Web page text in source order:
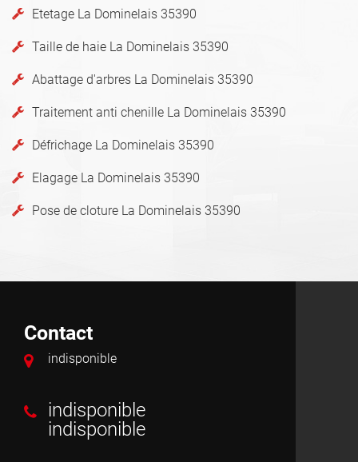
Etetage La Dominelais 35390
Taille de haie La Dominelais 35390
Abattage d'arbres La Dominelais 35390
Traitement anti chenille La Dominelais 35390
Défrichage La Dominelais 35390
Elagage La Dominelais 35390
Pose de cloture La Dominelais 35390
Contact
indisponible
indisponible
indisponible